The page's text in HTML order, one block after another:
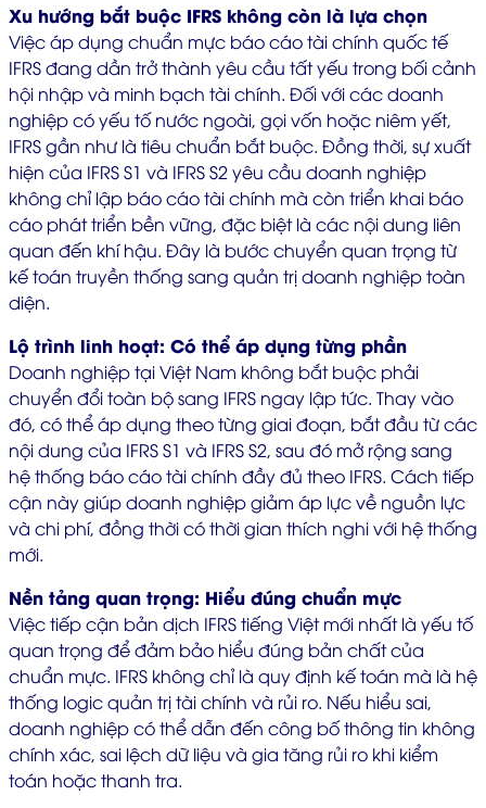
Xu hướng bắt buộc IFRS không còn là lựa chọn
Việc áp dụng chuẩn mực báo cáo tài chính quốc tế
IFRS đang dần trở thành yêu cầu tất yếu trong bối cảnh
hội nhập và minh bạch tài chính. Đối với các doanh
nghiệp có yếu tố nước ngoài, gọi vốn hoặc niêm yết,
IFRS gần như là tiêu chuẩn bắt buộc. Đồng thời, sự xuất
hiện của IFRS S1 và IFRS S2 yêu cầu doanh nghiệp
không chỉ lập báo cáo tài chính mà còn triển khai báo
cáo phát triển bền vững, đặc biệt là các nội dung liên
quan đến khí hậu. Đây là bước chuyển quan trọng từ
kế toán truyền thống sang quản trị doanh nghiệp toàn
diện.
Lộ trình linh hoạt: Có thể áp dụng từng phần
Doanh nghiệp tại Việt Nam không bắt buộc phải
chuyển đổi toàn bộ sang IFRS ngay lập tức. Thay vào
đó, có thể áp dụng theo từng giai đoạn, bắt đầu từ các
nội dung của IFRS S1 và IFRS S2, sau đó mở rộng sang
hệ thống báo cáo tài chính đầy đủ theo IFRS. Cách tiếp
cận này giúp doanh nghiệp giảm áp lực về nguồn lực
và chi phí, đồng thời có thời gian thích nghi với hệ thống
mới.
Nền tảng quan trọng: Hiểu đúng chuẩn mực
Việc tiếp cận bản dịch IFRS tiếng Việt mới nhất là yếu tố
quan trọng để đảm bảo hiểu đúng bản chất của
chuẩn mực. IFRS không chỉ là quy định kế toán mà là hệ
thống logic quản trị tài chính và rủi ro. Nếu hiểu sai,
doanh nghiệp có thể dẫn đến công bố thông tin không
chính xác, sai lệch dữ liệu và gia tăng rủi ro khi kiểm
toán hoặc thanh tra.